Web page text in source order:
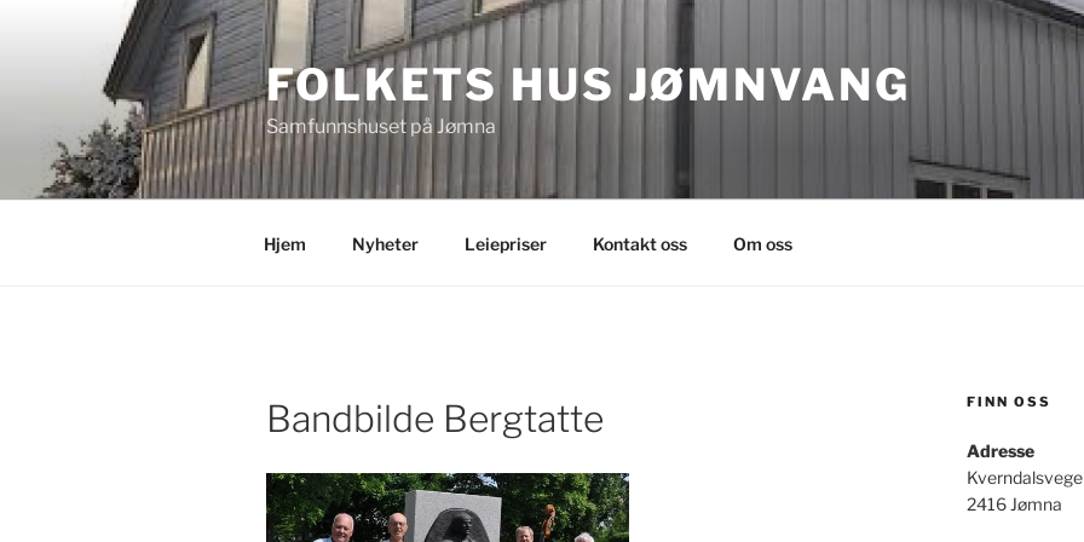
FOLKETS HUS JØMNVANG
Samfunnshuset på Jømna
Hjem Nyheter Leiepriser Kontakt oss Om oss
Bandbilde Bergtatte FINN OSS
Adresse
2416 Jømna